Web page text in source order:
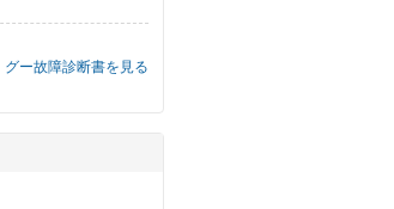
グー故障診断書を見る